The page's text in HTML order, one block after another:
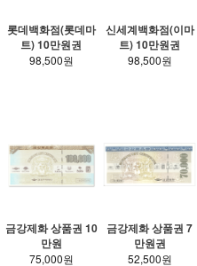
롯데백화점(롯데마
트) 10만원권
98,500원
신세계백화점(이마
트) 10만원권
98,500원
금강제화 상품권 10
만원
75,000원
금강제화 상품권 7
만원권
52,500원